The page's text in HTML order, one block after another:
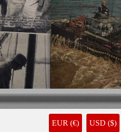
ILLUSTRIERTE Nr. 7 Dez. 1940
EUR (€) USD ($)